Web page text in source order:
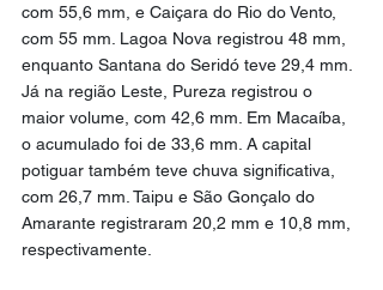
com 55,6 mm, e Caiçara do Rio do Vento,
com 55 mm. Lagoa Nova registrou 48 mm,
enquanto Santana do Seridó teve 29,4 mm.
Já na região Leste, Pureza registrou o
maior volume, com 42,6 mm. Em Macaíba,
o acumulado foi de 33,6 mm. A capital
potiguar também teve chuva significativa,
com 26,7 mm. Taipu e São Gonçalo do
Amarante registraram 20,2 mm e 10,8 mm,
respectivamente.